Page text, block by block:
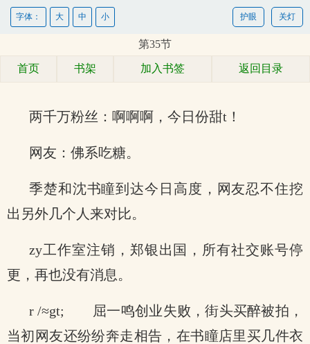
关灯
护眼
字体： 大 中 小
第35节
首页 书架 加入书签 返回目录
两千万粉丝：啊啊啊，今日份甜t！
网友：佛系吃糖。
季楚和沈书瞳到达今日高度，网友忍不住挖
出另外几个人来对比。
zy工作室注销，郑银出国，所有社交账号停
更，再也没有消息。
r /≈gt; 屈一鸣创业失败，街头买醉被拍，
当初网友还纷纷奔走相告，在书瞳店里买几件衣